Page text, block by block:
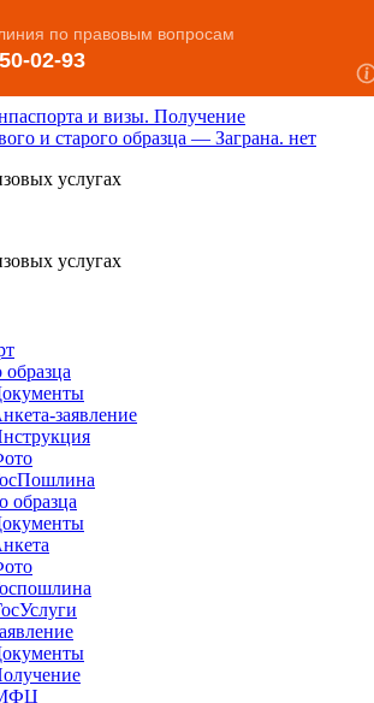
и визы. Получение
и старого образца — Заграна. нет
услугах
услугах
заявление
образца